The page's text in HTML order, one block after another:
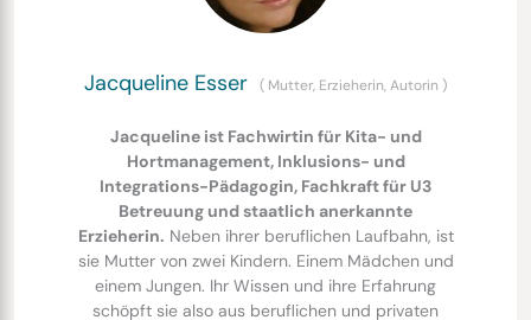
Jacqueline Esser ( Mutter, Erzieherin, Autorin )
Jacqueline ist Fachwirtin für Kita- und
Hortmanagement, Inklusions- und
Integrations-Pädagogin, Fachkraft für U3
Betreuung und staatlich anerkannte
Erzieherin. Neben ihrer beruflichen Laufbahn, ist
sie Mutter von zwei Kindern. Einem Mädchen und
einem Jungen. Ihr Wissen und ihre Erfahrung
schöpft sie also aus beruflichen und privaten